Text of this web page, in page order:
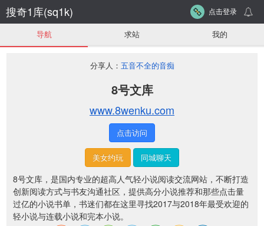
搜奇1库(sq1k) 点击登录
导航 求站 我的
分享人： 五音不全的音痴
8号文库
www.8wenku.com
点击访问
美女约玩 同城聊天
8号文库，是国内专业的超高人气轻小说阅读交流网站，不断打造
创新阅读方式与书友沟通社区，提供高分小说推荐和那些点击量
过亿的小说书单，书迷们都在这里寻找2017与2018年最受欢迎的
轻小说与连载小说和完本小说。